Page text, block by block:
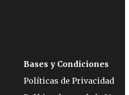
Bases y Condiciones
Políticas de Privacidad